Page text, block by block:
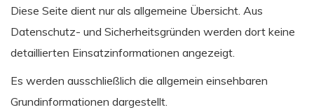
Diese Seite dient nur als allgemeine Übersicht. Aus
Datenschutz- und Sicherheitsgründen werden dort keine
detaillierten Einsatzinformationen angezeigt.
Es werden ausschließlich die allgemein einsehbaren
Grundinformationen dargestellt.